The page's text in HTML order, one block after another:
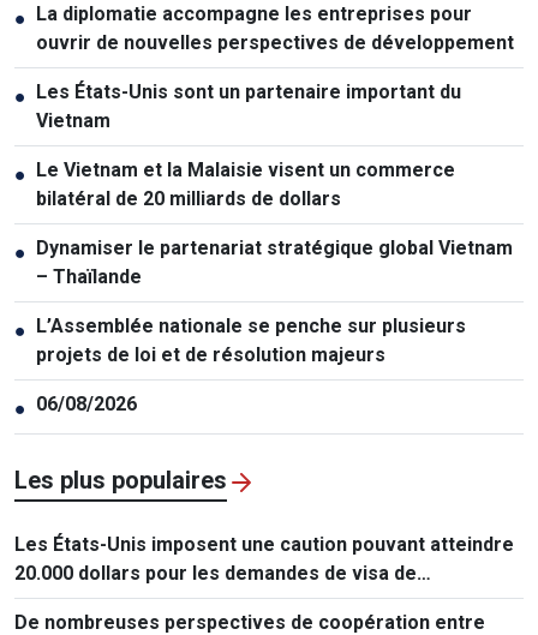
● La diplomatie accompagne les entreprises pour
ouvrir de nouvelles perspectives de développement
● Les États-Unis sont un partenaire important du
Vietnam
● Le Vietnam et la Malaisie visent un commerce
bilatéral de 20 milliards de dollars
● Dynamiser le partenariat stratégique global Vietnam
– Thaïlande
● L’Assemblée nationale se penche sur plusieurs
projets de loi et de résolution majeurs
● 06/08/2026
Les plus populaires
Les États-Unis imposent une caution pouvant atteindre
20.000 dollars pour les demandes de visa de
ressortissants de 50 pays
De nombreuses perspectives de coopération entre